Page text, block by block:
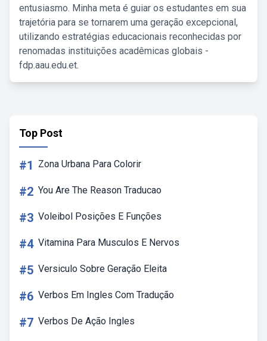
entusiasmo. Minha meta é guiar os estudantes em sua
trajetória para se tornarem uma geração excepcional,
utilizando estratégias educacionais reconhecidas por
renomadas instituições acadêmicas globais -
fdp.aau.edu.et.
Top Post
#1 Zona Urbana Para Colorir
#2 You Are The Reason Traducao
#3 Voleibol Posições E Funções
#4 Vitamina Para Musculos E Nervos
#5 Versiculo Sobre Geração Eleita
#6 Verbos Em Ingles Com Tradução
#7 Verbos De Ação Ingles